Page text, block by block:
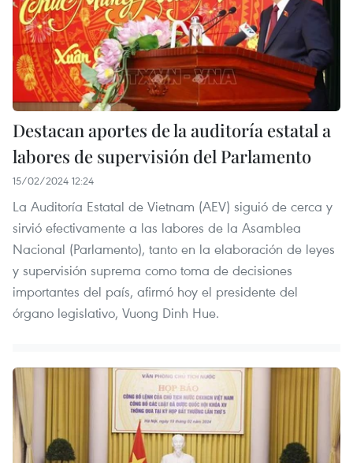
Destacan aportes de la auditoría estatal a
labores de supervisión del Parlamento
15/02/2024 12:24
La Auditoría Estatal de Vietnam (AEV) siguió de cerca y
sirvió efectivamente a las labores de la Asamblea
Nacional (Parlamento), tanto en la elaboración de leyes
y supervisión suprema como toma de decisiones
importantes del país, afirmó hoy el presidente del
órgano legislativo, Vuong Dinh Hue.